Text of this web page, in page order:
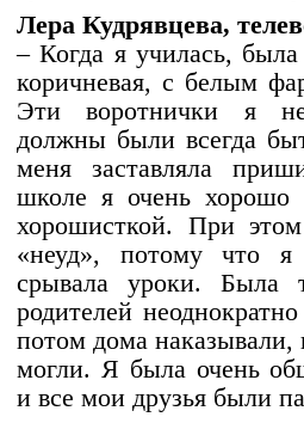
Лера Кудрявцева,
– Когда я училась,
коричневая, с белым
Эти воротнички я
должны были всегда
меня заставляла
школе я очень хорошо
хорошисткой. При
«неуд», потому что
срывала уроки. Была
родителей
потом дома наказывали,
могли. Я была очень
и все мои друзья были